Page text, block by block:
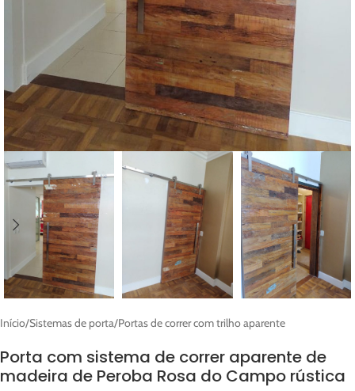
Início/Sistemas de porta/Portas de correr com trilho aparente
Porta com sistema de correr aparente de
madeira de Peroba Rosa do Campo rústica